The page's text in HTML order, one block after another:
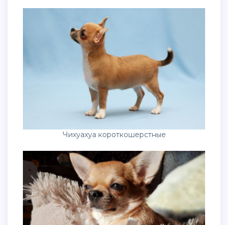
Чихуахуа короткошерстные